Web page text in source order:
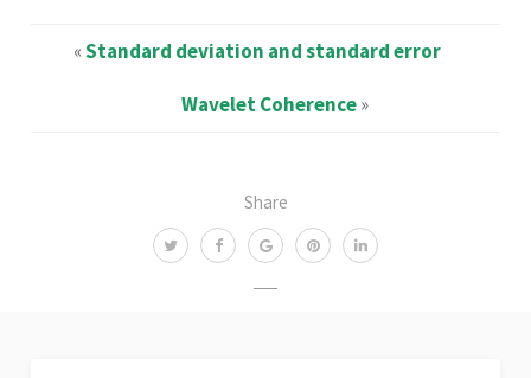
Share
«Standard deviation and standard error
Wavelet Coherence»